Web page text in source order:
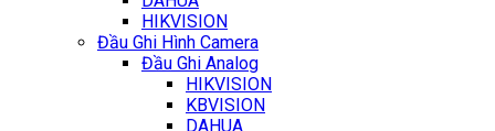
HIKVISION
Đầu Ghi Hình Camera
Đầu Ghi Analog
HIKVISION
KBVISION
DAHUA